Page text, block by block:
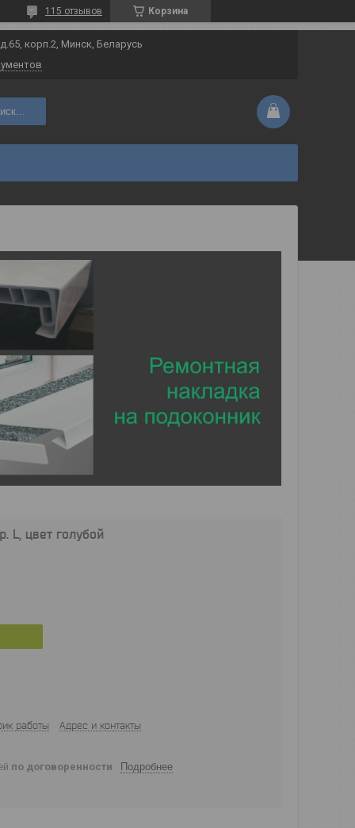
Корзина
115 отзывов
корп.2, Минск, Беларусь
L, цвет голубой
работы Адрес и контакты
по договоренности Подробнее